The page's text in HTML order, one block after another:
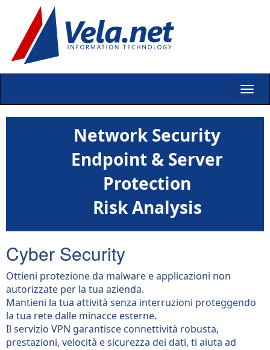
Network Security
Endpoint & Server
Protection
Risk Analysis
Cyber Security
Ottieni protezione da malware e applicazioni non
autorizzate per la tua azienda.
Mantieni la tua attività senza interruzioni proteggendo
la tua rete dalle minacce esterne.
Il servizio VPN garantisce connettività robusta,
prestazioni, velocità e sicurezza dei dati, ti aiuta ad